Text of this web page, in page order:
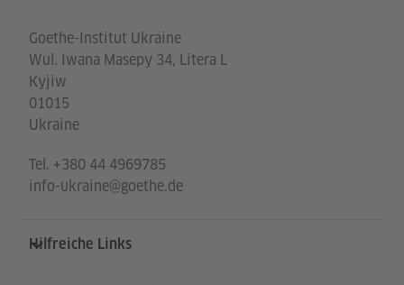
Goethe-Institut Ukraine
Wul. Iwana Masepy 34, Litera L
Kyjiw
01015
Ukraine
Tel. +380 44 4969785
info-ukraine@goethe.de
Hilfreiche Links